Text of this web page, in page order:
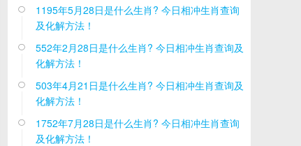

1195年5月28日是什么生肖? 今日相冲生肖查询
及化解方法！

552年2月28日是什么生肖? 今日相冲生肖查询及
化解方法！

503年4月21日是什么生肖? 今日相冲生肖查询及
化解方法！

1752年7月28日是什么生肖? 今日相冲生肖查询
及化解方法！